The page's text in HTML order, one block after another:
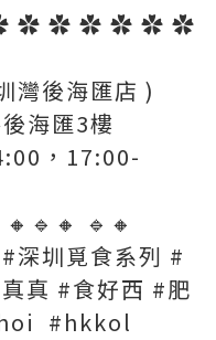
✿ ✿ ✿ ✿ ✿ ✿
灣後海匯店 )
海匯3樓
，17:00-
🔹🔸
深圳覓食系列 #
真 #食好西 #肥
#hkkol